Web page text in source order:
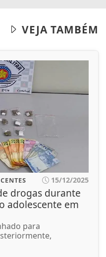
VEJA TAMBÉM
15/12/2025
drogas durante
adolescente em
para